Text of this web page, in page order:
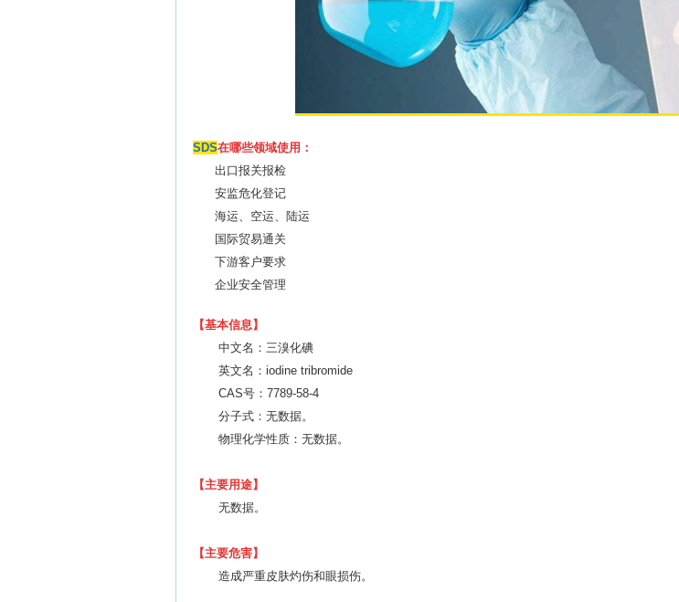
SDS在哪些领域使用：
出口报关报检
安监危化登记
海运、空运、陆运
国际贸易通关
下游客户要求
企业安全管理
【基本信息】
中文名：三溴化碘
英文名：iodine tribromide
CAS号：7789-58-4
分子式：无数据。
物理化学性质：无数据。
【主要用途】
无数据。
【主要危害】
造成严重皮肤灼伤和眼损伤。